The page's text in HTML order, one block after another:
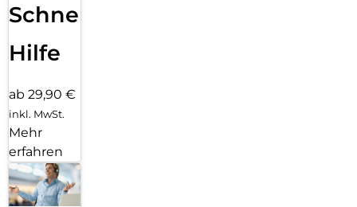
Schnelle
Hilfe
ab 29,90 €
inkl. MwSt.
Mehr
erfahren